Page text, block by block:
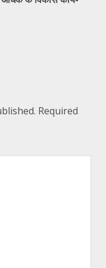
Required